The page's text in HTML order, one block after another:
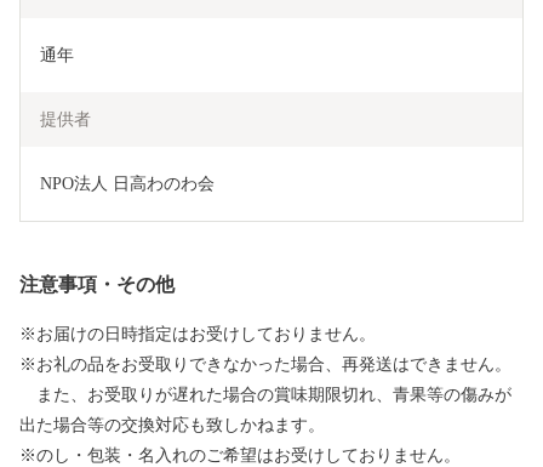
通年
提供者
NPO法人 日高わのわ会
注意事項・その他
※お届けの日時指定はお受けしておりません。
※お礼の品をお受取りできなかった場合、再発送はできません。
また、お受取りが遅れた場合の賞味期限切れ、青果等の傷みが
出た場合等の交換対応も致しかねます。
※のし・包装・名入れのご希望はお受けしておりません。